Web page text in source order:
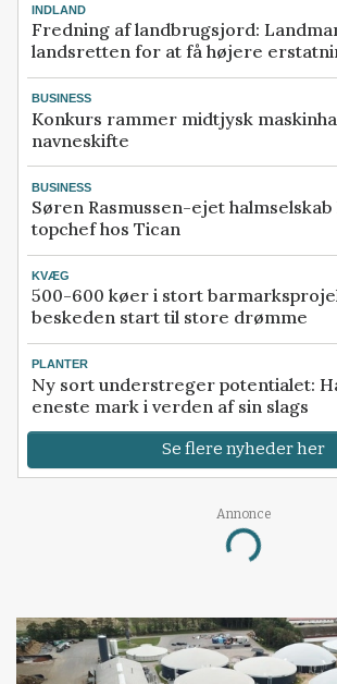
INDLAND
Fredning af landbrugsjord:
landsretten for at få højere
BUSINESS
Konkurs rammer midtjysk
navneskifte
BUSINESS
Søren Rasmussen-ejet
topchef hos Tican
KVÆG
500-600 køer i stort
beskeden start til store drømme
PLANTER
Ny sort understreger potentialet:
eneste mark i verden af sin slags
Se flere nyheder her
Annonce
Loading...